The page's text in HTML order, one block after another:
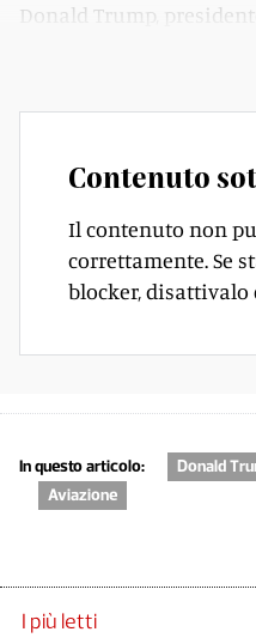
Donald Trump,
Contenuto
Il contenuto non
correttamente. Se
blocker, disattivalo
In questo articolo: Donald
Aviazione
I più letti